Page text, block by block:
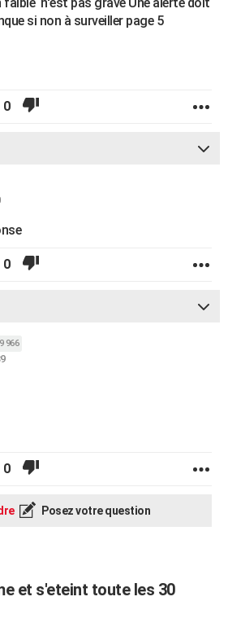
si non à surveiller page 5
0
0
966
0
Posez votre question
et s'eteint toute les 30